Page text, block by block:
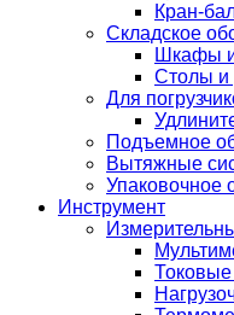
Кран-
Складское
Шкафы
Столы и
Для
Подъемное
Вытяжные
Упаковочное
Инструмент